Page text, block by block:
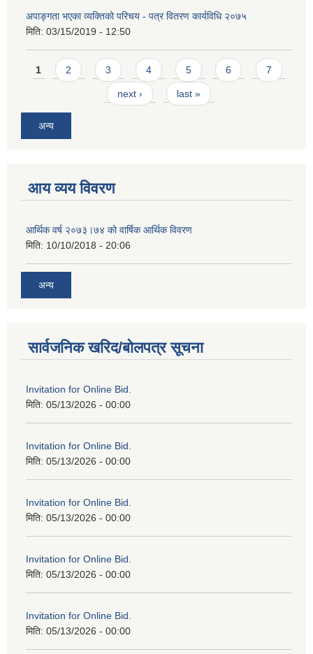
अपाङ्गता भएका व्यक्तिको परिचय - पत्र वितरण कार्यविधि २०७५
मिति: 03/15/2019 - 12:50
Pages
1 2 3 4 5 6 7
next › last »
अन्य
आय व्यय विवरण
आर्थिक वर्ष २०७३।७४ को वार्षिक आर्थिक विवरण
मिति: 10/10/2018 - 20:06
अन्य
सार्वजनिक खरिद/बोलपत्र सूचना
Invitation for Online Bid.
मिति: 05/13/2026 - 00:00
Invitation for Online Bid.
मिति: 05/13/2026 - 00:00
Invitation for Online Bid.
मिति: 05/13/2026 - 00:00
Invitation for Online Bid.
मिति: 05/13/2026 - 00:00
Invitation for Online Bid.
मिति: 05/13/2026 - 00:00